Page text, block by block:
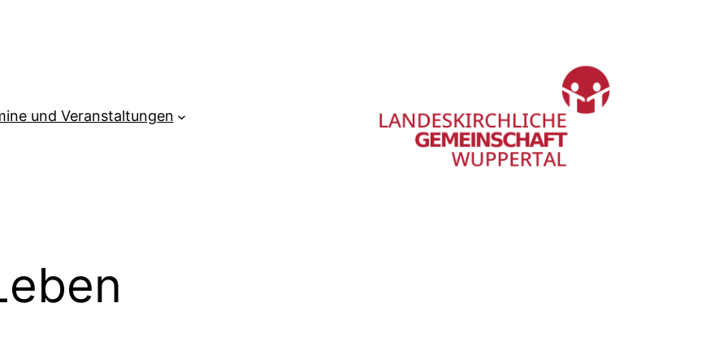
und Veranstaltungen